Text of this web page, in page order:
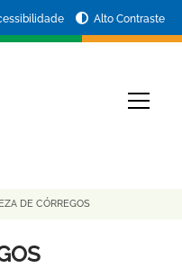
Alto Contraste
DE CÓRREGOS